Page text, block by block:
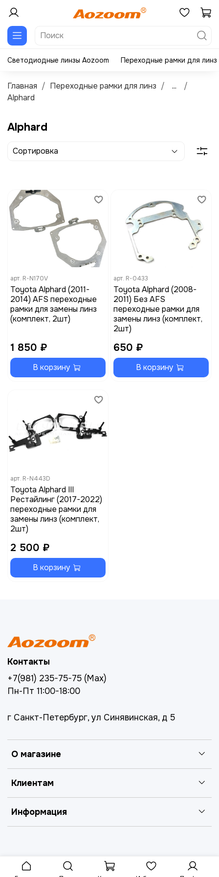
Светодиодные линзы Aozoom Переходные рамки для линз
Главная Переходные рамки для линз
...
Alphard
Alphard
арт. R-N170V
Toyota Alphard (2011-
2014) AFS переходные
рамки для замены линз
(комплект, 2шт)
1 850 ₽
В корзину
арт. R-0433
Toyota Alphard (2008-
2011) Без AFS
переходные рамки для
замены линз (комплект,
2шт)
650 ₽
В корзину
арт. R-N443D
Toyota Alphard III
Рестайлинг (2017-2022)
переходные рамки для
замены линз (комплект,
2шт)
2 500 ₽
В корзину
О магазине
Клиентам
Информация
Контакты
+7(981) 235-75-75 (Max)
Пн-Пт 11:00-18:00
г Санкт-Петербург, ул Синявинская, д 5